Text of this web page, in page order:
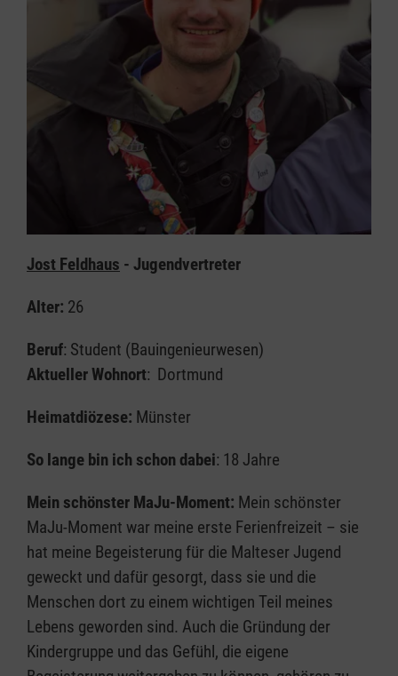
Jost Feldhaus - Jugendvertreter
Alter: 26
Beruf: Student (Bauingenieurwesen)
Aktueller Wohnort: Dortmund
Heimatdiözese: Münster
So lange bin ich schon dabei: 18 Jahre
Mein schönster MaJu-Moment: Mein schönster
MaJu-Moment war meine erste Ferienfreizeit – sie
hat meine Begeisterung für die Malteser Jugend
geweckt und dafür gesorgt, dass sie und die
Menschen dort zu einem wichtigen Teil meines
Lebens geworden sind. Auch die Gründung der
Kindergruppe und das Gefühl, die eigene